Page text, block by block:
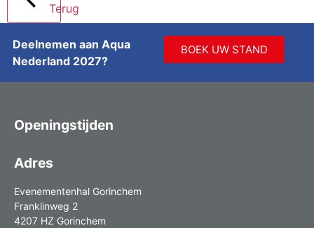
Terug
Deelnemen aan Aqua
Nederland 2027?
BOEK UW STAND
Openingstijden
Adres
Evenementenhal Gorinchem
Franklinweg 2
4207 HZ Gorinchem